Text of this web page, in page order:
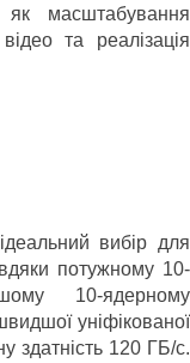
масштабування
та реалізація
вибір для
потужному 10-
10-ядерному
уніфікованої
здатність 120 ГБ/с.